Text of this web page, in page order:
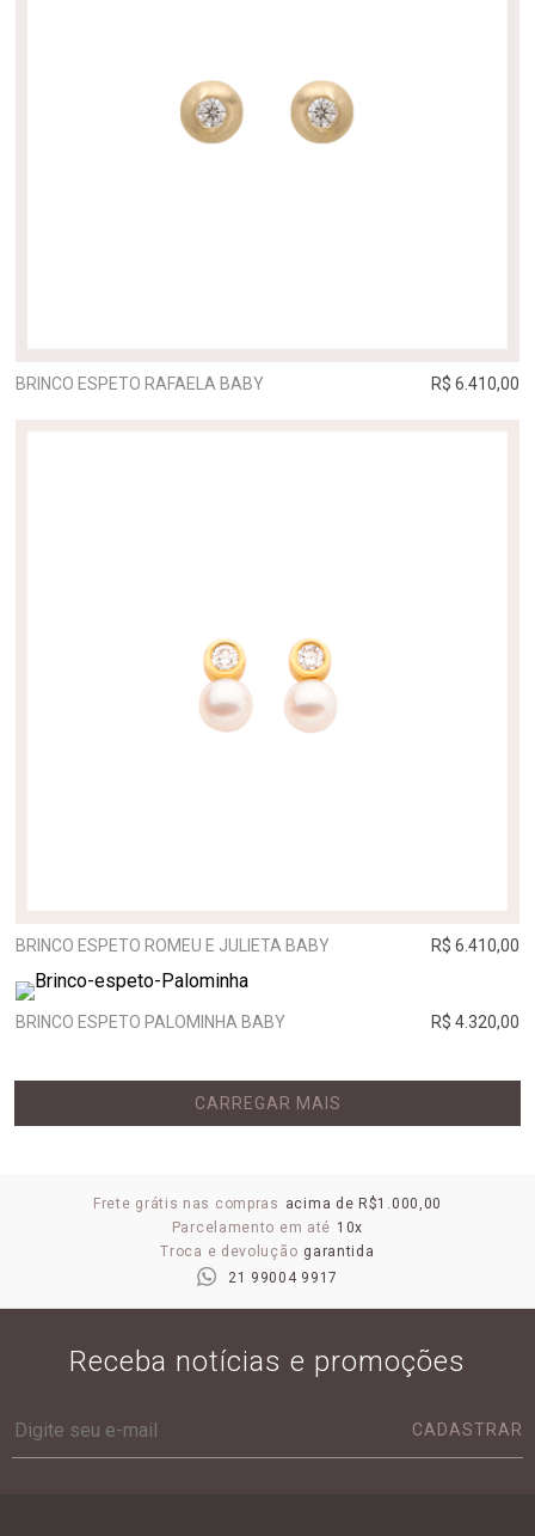
BRINCO ESPETO RAFAELA BABY R$ 6.410,00
BRINCO ESPETO ROMEU E JULIETA BABY R$ 6.410,00
BRINCO ESPETO PALOMINHA BABY R$ 4.320,00
CARREGAR MAIS
Frete grátis nas compras acima de R$1.000,00
Parcelamento em até 10x
Troca e devolução garantida
21 99004 9917
Receba notícias e promoções
CADASTRAR